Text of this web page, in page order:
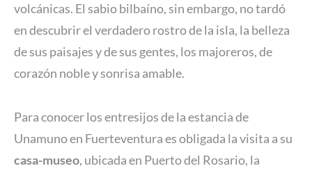
volcánicas. El sabio bilbaíno, sin embargo, no tardó
en descubrir el verdadero rostro de la isla, la belleza
de sus paisajes y de sus gentes, los majoreros, de
corazón noble y sonrisa amable.
Para conocer los entresijos de la estancia de
Unamuno en Fuerteventura es obligada la visita a su
casa-museo, ubicada en Puerto del Rosario, la